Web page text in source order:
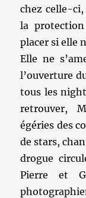
chez celle-ci,
la
placer si elle
Elle ne
l’ouverture
tous les
retrouver,
égéries des
de stars,
drogue
Pierre et